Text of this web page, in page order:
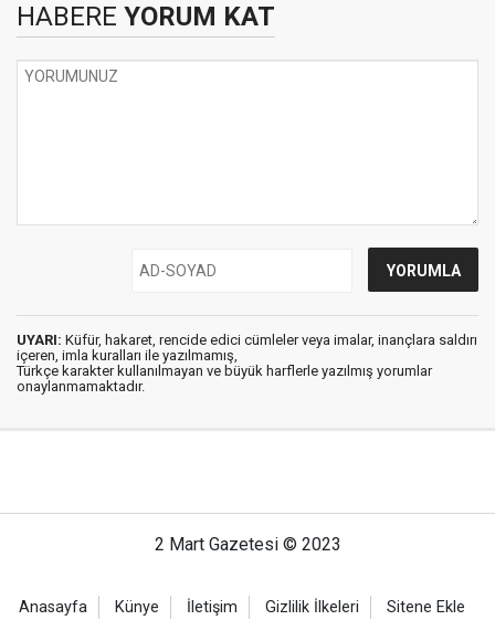
HABERE YORUM KAT
UYARI: Küfür, hakaret, rencide edici cümleler veya imalar, inançlara saldırı
içeren, imla kuralları ile yazılmamış,
Türkçe karakter kullanılmayan ve büyük harflerle yazılmış yorumlar
onaylanmamaktadır.
2 Mart Gazetesi © 2023
Anasayfa Künye İletişim Gizlilik İlkeleri Sitene Ekle